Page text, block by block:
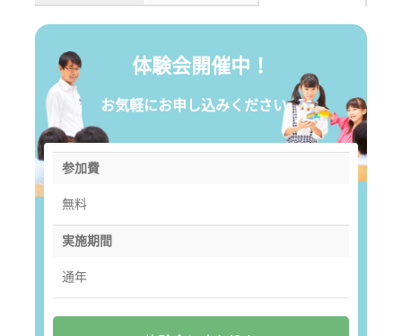
体験会開催中！
お気軽にお申し込みください。
参加費
無料
実施期間
通年